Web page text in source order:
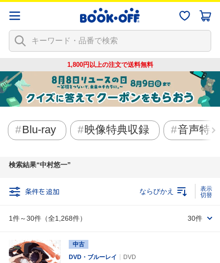
1,800円以上の注文で送料無料
Blu-ray 映像特典収録 音声特
検索結果 中村悠一
条件を追加
1件～30件（全1,268件）
ならびかえ
30件
中古
DVD・ブルーレイ
DVD